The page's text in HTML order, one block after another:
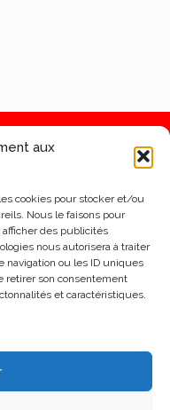
aux
cookies pour stocker et/ou
Nous le faisons pour
afficher des publicités
nous autorisera à traiter
navigation ou les ID uniques
retirer son consentement
et caractéristiques.